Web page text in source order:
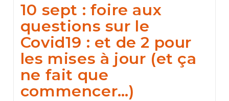
10 sept : foire aux
questions sur le
Covid19 : et de 2 pour
les mises à jour (et ça
ne fait que
commencer…)